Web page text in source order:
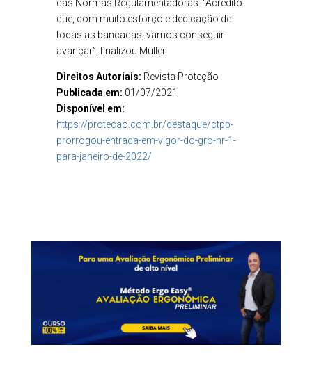
das Normas Regulamentadoras. “Acredito
que, com muito esforço e dedicação de
todas as bancadas, vamos conseguir
avançar”, finalizou Müller.
Direitos Autoriais: Revista Proteção
Publicada em: 01/07/2021
Disponível em:
https://protecao.com.br/destaque/ctpp-
prorrogou-entrada-em-vigor-do-gro-nr-1-
para-janeiro-de-2022/